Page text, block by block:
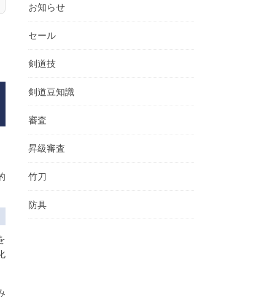
お知らせ
セール
剣道技
剣道豆知識
審査
昇級審査
竹刀
防具